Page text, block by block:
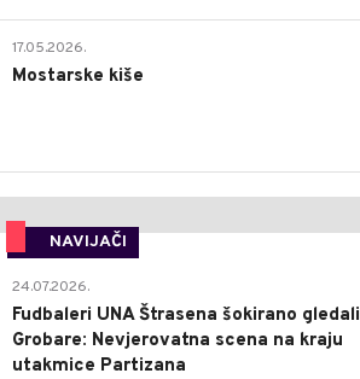
17.05.2026.
Mostarske kiše
NAVIJAČI
24.07.2026.
Fudbaleri UNA Štrasena šokirano gledali
Grobare: Nevjerovatna scena na kraju
utakmice Partizana